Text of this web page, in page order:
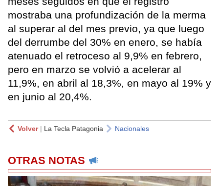
mostraba una profundización de la merma
al superar al del mes previo, ya que luego
del derrumbe del 30% en enero, se había
atenuado el retroceso al 9,9% en febrero,
pero en marzo se volvió a acelerar al
11,9%, en abril al 18,3%, en mayo al 19% y
en junio al 20,4%.
Volver| La Tecla Patagonia Nacionales
OTRAS NOTAS